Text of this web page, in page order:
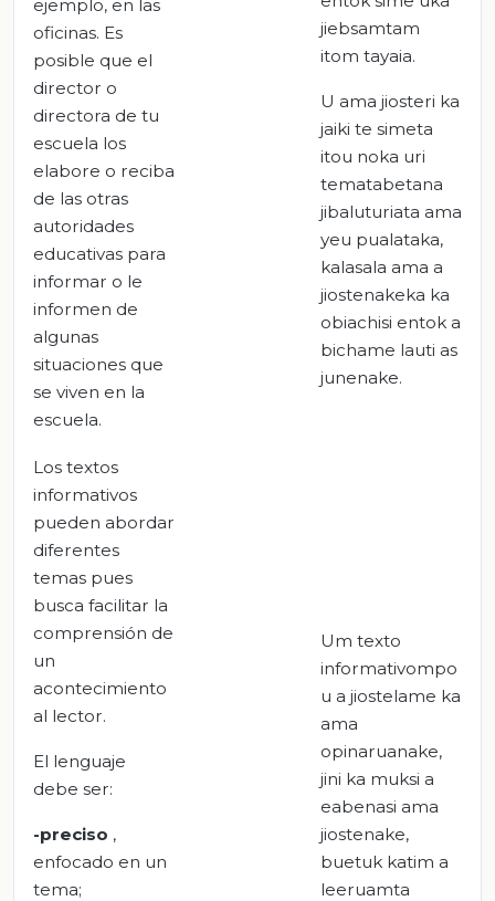
ejemplo, en las
oficinas. Es
posible que el
director o
directora de tu
escuela los
elabore o reciba
de las otras
autoridades
educativas para
informar o le
informen de
algunas
situaciones que
se viven en la
escuela.
jiebsamtam
itom tayaia.
U ama jiosteri ka
jaiki te simeta
itou noka uri
tematabetana
jibaluturiata ama
yeu pualataka,
kalasala ama a
jiostenakeka ka
obiachisi entok a
bichame lauti as
junenake.
Los textos
informativos
pueden abordar
diferentes
temas pues
busca facilitar la
comprensión de
un
acontecimiento
al lector.
El lenguaje
debe ser:
-preciso ,
enfocado en un
tema;
Um texto
informativompo
u a jiostelame ka
ama
opinaruanake,
jini ka muksi a
eabenasi ama
jiostenake,
buetuk katim a
leeruamta